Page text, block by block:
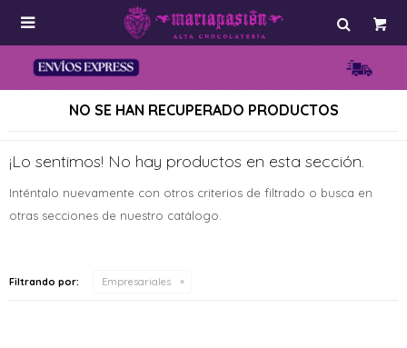

NO SE HAN RECUPERADO PRODUCTOS
¡Lo sentimos! No hay productos en esta sección.
Inténtalo nuevamente con otros criterios de filtrado o busca en
otras secciones de nuestro catálogo.
Filtrando por: Empresariales